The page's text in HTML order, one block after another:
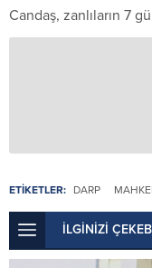
Candaş, zanlıların 7
ETİKETLER: DARP
İLGİNİZİ